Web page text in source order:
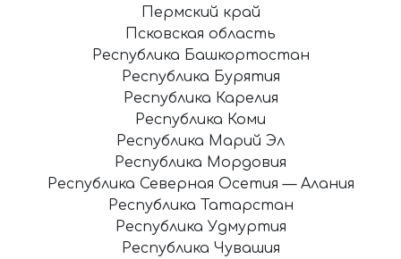
Пермский край
Псковская область
Республика Башкортостан
Республика Бурятия
Республика Карелия
Республика Коми
Республика Марий Эл
Республика Мордовия
Республика Северная Осетия — Алания
Республика Татарстан
Республика Удмуртия
Республика Чувашия